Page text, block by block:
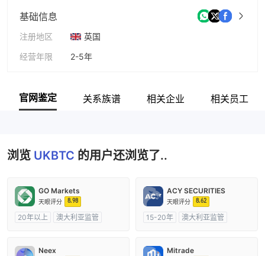
基础信息
注册地区
英国
经营年限
2-5年
官网鉴定 关系族谱 相关企业 相关员工
浏览 UKBTC 的用户还浏览了..
GO Markets
天眼评分 8.98
20年以上
澳大利亚监管
ACY SECURITIES
天眼评分 8.62
15-20年
澳大利亚监管
Neex Mitrade